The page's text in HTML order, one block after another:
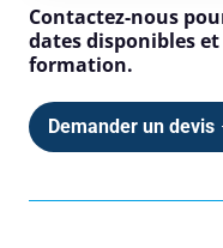
Contactez-nous
dates disponibles
formation.
Demander un devis